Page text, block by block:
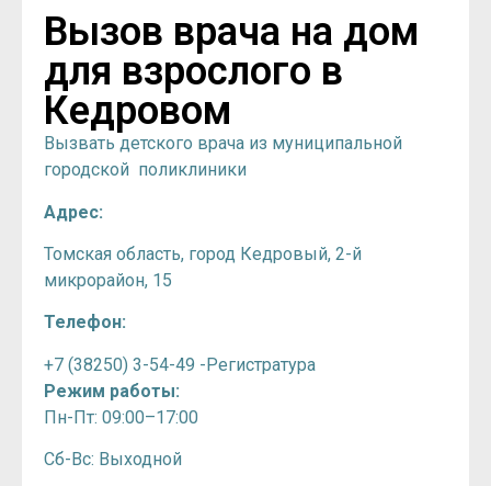
Вызов врача на дом
для взрослого в
Кедровом
Вызвать детского врача из муниципальной
городской поликлиники
Адрес:
Томская область, город Кедровый, 2-й
микрорайон, 15
Телефон:
+7 (38250) 3-54-49 -Регистратура
Режим работы:
Пн-Пт: 09:00–17:00
Сб-Вс: Выходной